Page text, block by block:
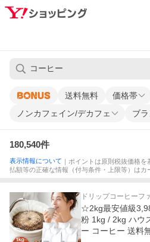
送料無料 価格帯
ノンカフェイン/デカフェ ブ
180,540件
表示情報について ｜ポイントは原則税抜価格
払額等の正確な情報（付与条件・上限等）はカ
ドリップコーヒーフ
☆2kg最安値級
粉 1kg / 2kg ハウ
ー コーヒー 送料